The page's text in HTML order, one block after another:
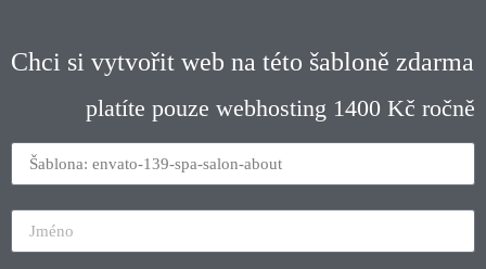
Chci si vytvořit web na této šabloně zdarma
platíte pouze webhosting 1400 Kč ročně